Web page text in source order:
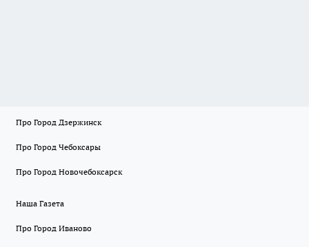
Про Город Дзержинск
Про Город Чебоксары
Про Город Новочебоксарск
Наша Газета
Про Город Иваново